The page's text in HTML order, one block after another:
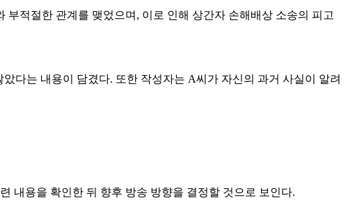
적절한 관계를 맺었으며, 이로 인해 상간자 손해배상 소송의 피고
다는 내용이 담겼다. 또한 작성자는 A씨가 자신의 과거 사실이 알려
내용을 확인한 뒤 향후 방송 방향을 결정할 것으로 보인다.